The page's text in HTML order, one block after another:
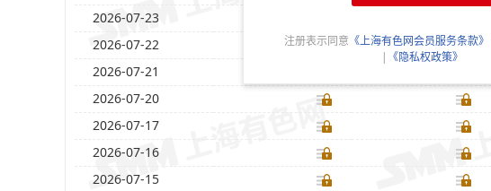
2026-07-23
2026-07-22
2026-07-21
2026-07-20
2026-07-17
2026-07-16
2026-07-15
注册表示同意 《上海有色网会员服务条款》
| 《隐私权政策》